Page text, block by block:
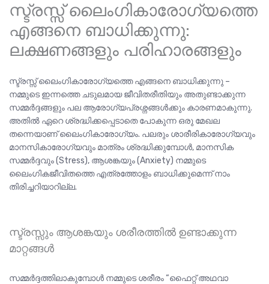
സ്ട്രസ്സ് ലൈംഗികാരോഗ്യത്തെ
എങ്ങനെ ബാധിക്കുന്നു:
ലക്ഷണങ്ങളും പരിഹാരങ്ങളും
സ്ട്രസ്സ് ലൈംഗികാരോഗ്യത്തെ എങ്ങനെ ബാധിക്കുന്നു –
നമ്മുടെ ഇന്നത്തെ ചടുലമായ ജീവിതരീതിയും അതുണ്ടാക്കുന്ന
സമ്മർദ്ദങ്ങളും പല ആരോഗ്യപ്രശ്നങ്ങൾക്കും കാരണമാകുന്നു.
അതിൽ ഏറെ ശ്രദ്ധിക്കപ്പെടാതെ പോകുന്ന ഒരു മേഖല
തന്നെയാണ് ലൈംഗികാരോഗ്യം. പലരും ശാരീരികാരോഗ്യവും
മാനസികാരോഗ്യവും മാത്രം ശ്രദ്ധിക്കുമ്പോൾ, മാനസിക
സമ്മർദ്ദവും (Stress), ആശങ്കയും (Anxiety) നമ്മുടെ
ലൈംഗികജീവിതത്തെ എത്രത്തോളം ബാധിക്കുമെന്ന് നാം
തിരിച്ചറിയാറില്ല.
സ്ട്രസ്സും ആശങ്കയും ശരീരത്തിൽ ഉണ്ടാക്കുന്ന
മാറ്റങ്ങൾ
സമ്മർദ്ദത്തിലാകുമ്പോൾ നമ്മുടെ ശരീരം “ഫൈറ്റ് അഥവാ